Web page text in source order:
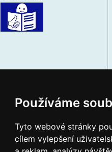
Používáme
Tyto webové stránky
cílem vylepšení